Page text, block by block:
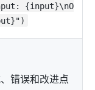
{input}\nO
错误和改进点